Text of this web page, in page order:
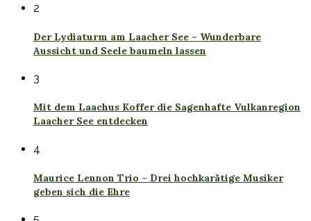
2
Der Lydiaturm am Laacher See – Wunderbare
Aussicht und Seele baumeln lassen
3
Mit dem Laachus Koffer die Sagenhafte Vulkanregion
Laacher See entdecken
4
Maurice Lennon Trio – Drei hochkarätige Musiker
geben sich die Ehre